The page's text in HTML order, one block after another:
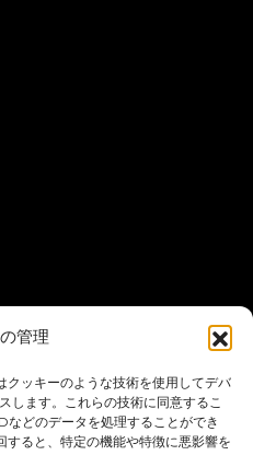
管理
ッキーのような技術を使用してデバ
します。これらの技術に同意するこ
などのデータを処理することができ
すると、特定の機能や特徴に悪影響を